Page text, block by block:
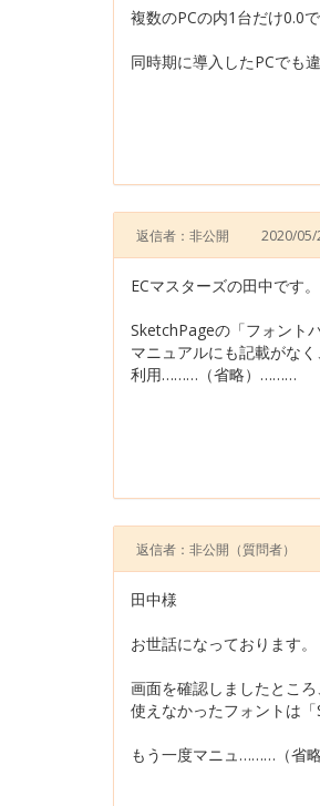
複数のPCの内1台だけ0.0
同時期に導入したPCで
返信者：非公開 2020/05/
ECマスターズの田中です。
SketchPageの「フォント
マニュアルにも記載がな
利用………（省略）………
返信者：非公開 （質問者）
田中様
お世話になっております。
画面を確認しましたところ
使えなかったフォントは「
もう一度マニュ………（省